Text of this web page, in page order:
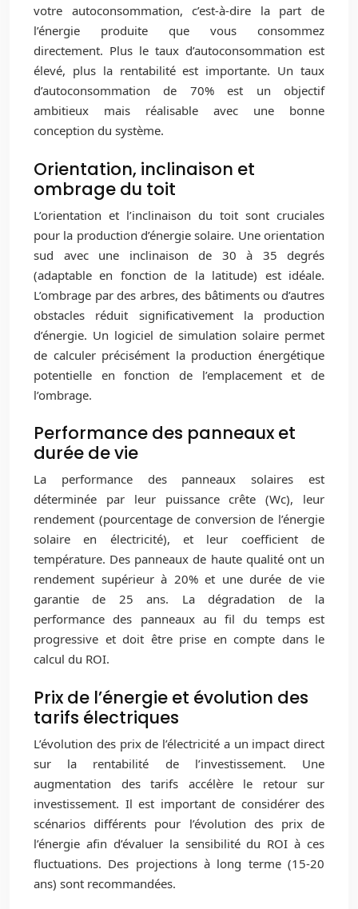
votre autoconsommation, c’est-à-dire la part de
l’énergie produite que vous consommez
directement. Plus le taux d’autoconsommation est
élevé, plus la rentabilité est importante. Un taux
d’autoconsommation de 70% est un objectif
ambitieux mais réalisable avec une bonne
conception du système.
Orientation, inclinaison et
ombrage du toit
L’orientation et l’inclinaison du toit sont cruciales
pour la production d’énergie solaire. Une orientation
sud avec une inclinaison de 30 à 35 degrés
(adaptable en fonction de la latitude) est idéale.
L’ombrage par des arbres, des bâtiments ou d’autres
obstacles réduit significativement la production
d’énergie. Un logiciel de simulation solaire permet
de calculer précisément la production énergétique
potentielle en fonction de l’emplacement et de
l’ombrage.
Performance des panneaux et
durée de vie
La performance des panneaux solaires est
déterminée par leur puissance crête (Wc), leur
rendement (pourcentage de conversion de l’énergie
solaire en électricité), et leur coefficient de
température. Des panneaux de haute qualité ont un
rendement supérieur à 20% et une durée de vie
garantie de 25 ans. La dégradation de la
performance des panneaux au fil du temps est
progressive et doit être prise en compte dans le
calcul du ROI.
Prix de l’énergie et évolution des
tarifs électriques
L’évolution des prix de l’électricité a un impact direct
sur la rentabilité de l’investissement. Une
augmentation des tarifs accélère le retour sur
investissement. Il est important de considérer des
scénarios différents pour l’évolution des prix de
l’énergie afin d’évaluer la sensibilité du ROI à ces
fluctuations. Des projections à long terme (15-20
ans) sont recommandées.